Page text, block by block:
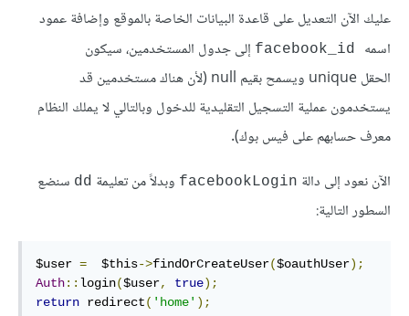
عليك الآن التعديل على قاعدة البيانات الخاصة بالموقع وإضافة عمود
اسمه
إلى جدول المستخدمين، سيكون
الحقل unique ويسمح بقيم null (لأن هناك مستخدمين قد
يستخدمون عملية التسجيل التقليدية للدخول وبالتالي لا يملك النظام
معرف حسابهم على فيس بوك).
الآن نعود إلى دالة facebookLogin وبدلاً من تعليمة dd سنضع
السطور التالية:
$user =
  $this
->findOrCreateUser($oauthUser);
Auth:: login($user, true);
return redirect( 'home' );